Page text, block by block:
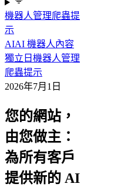
機器人管理爬蟲提
示
AIAI 機器人內容
獨立日 機器人管理
爬蟲提示
2026年7月1日
您的網站，
由您做主：
為所有客戶
提供新的 AI